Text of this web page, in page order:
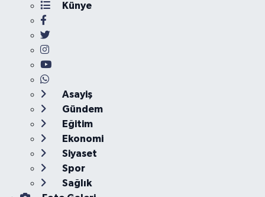
Künye
Asayiş
Gündem
Eğitim
Ekonomi
Siyaset
Spor
Sağlık